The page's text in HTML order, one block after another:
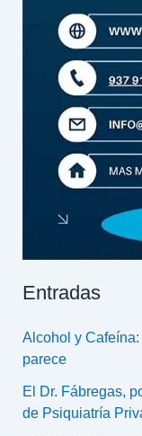
Entradas
Alcohol y
parece
El Dr. Fábregas,
de Psiquiatría